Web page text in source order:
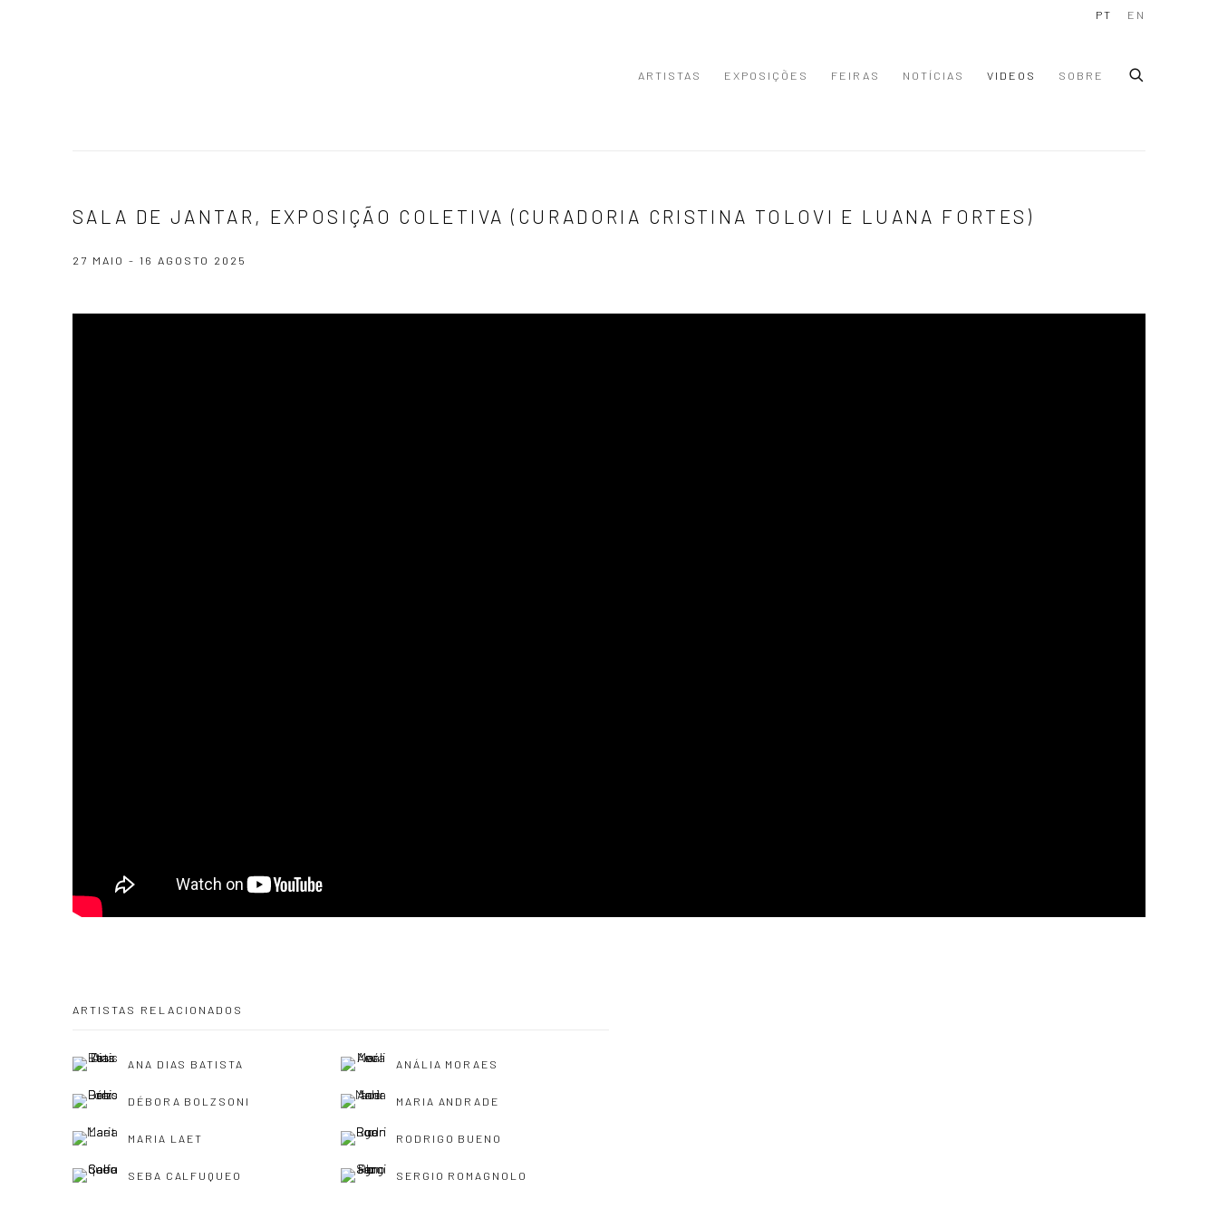
ARTISTAS EXPOSIÇÕES FEIRAS NOTÍCIAS VIDEOS SOBRE
PT EN
SALA DE JANTAR, EXPOSIÇÃO COLETIVA (CURADORIA CRISTINA TOLOVI E LUANA FORTES)
27 MAIO - 16 AGOSTO 2025
ARTISTAS RELACIONADOS
ANA DIAS BATISTA ANÁLIA MORAES
DÉBORA BOLZSONI MARIA ANDRADE
MARIA LAET RODRIGO BUENO
SEBA CALFUQUEO SERGIO ROMAGNOLO